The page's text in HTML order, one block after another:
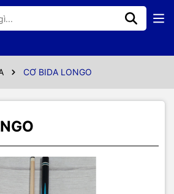
CƠ BIDA LONGO
, CÓ ỐC TĂNG CHỈNH TRỌNG